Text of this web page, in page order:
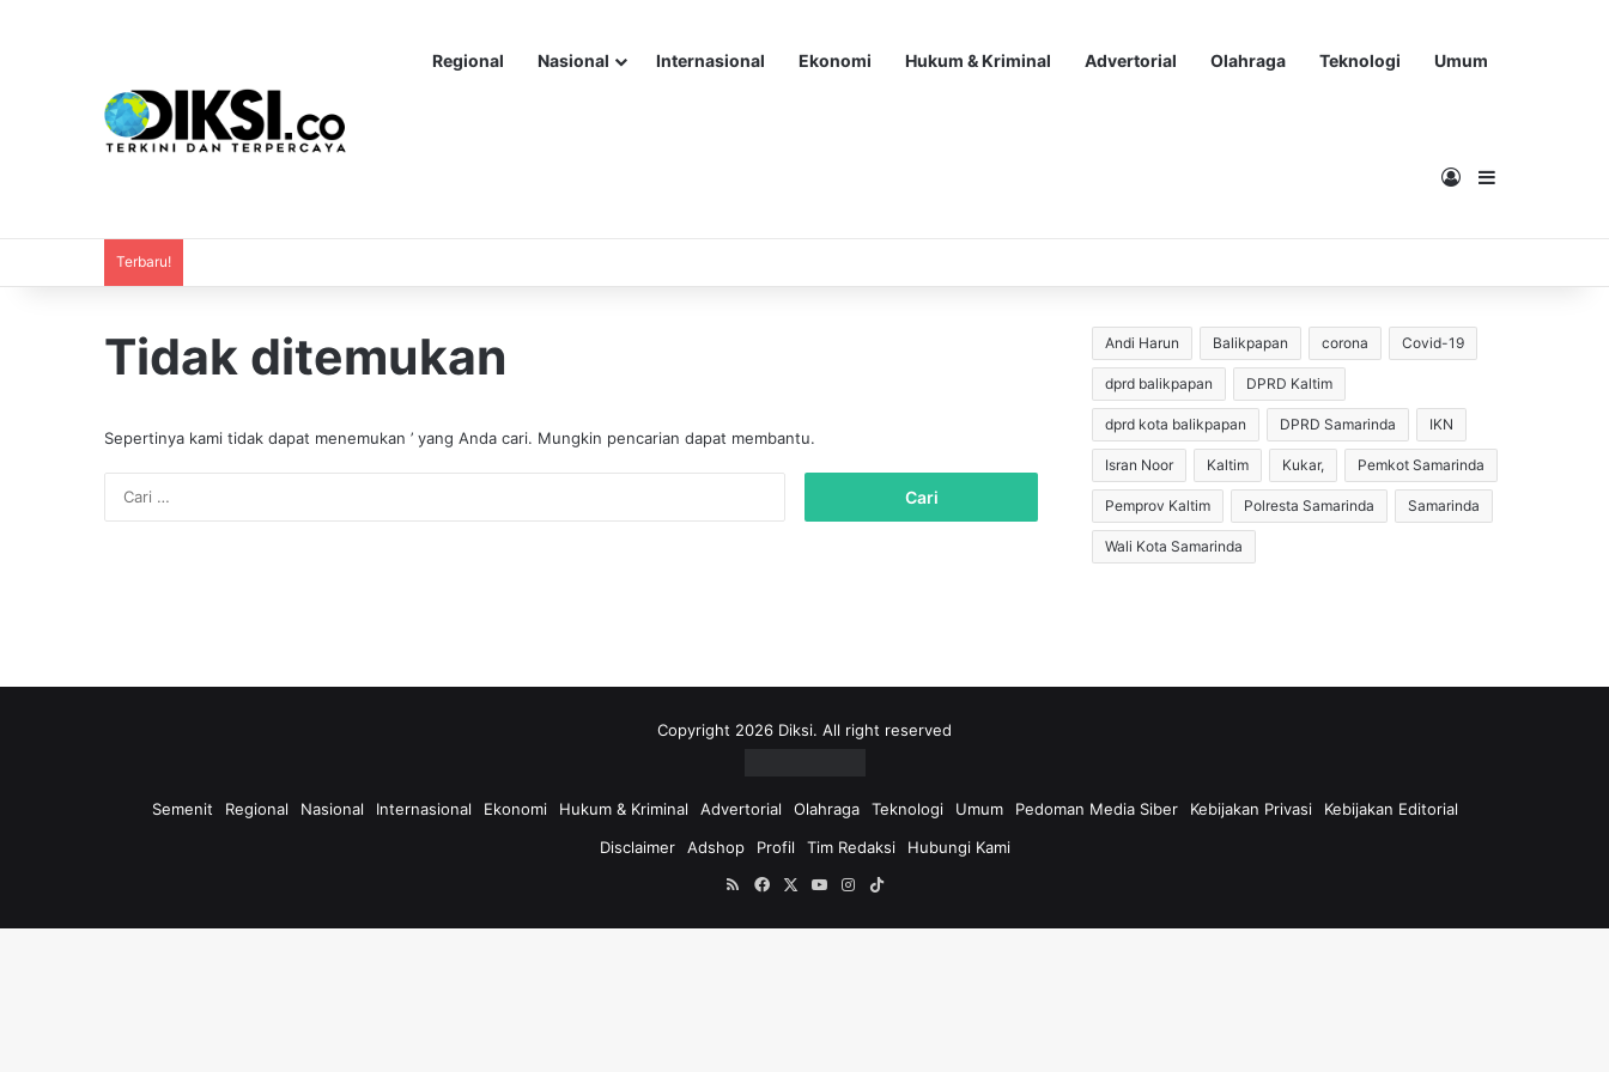
Regional Nasional Internasional Ekonomi Hukum & Kriminal Advertorial Olahraga Teknologi Umum
Masuk
Terbaru!
Tidak ditemukan
Sepertinya kami tidak dapat menemukan ’ yang Anda cari. Mungkin pencarian dapat membantu.
k
Andi Harun Balikpapan corona Covid-19
dprd balikpapan DPRD Kaltim
dprd kota balikpapan DPRD Samarinda IKN
Isran Noor Kaltim Kukar, Pemkot Samarinda
Pemprov Kaltim Polresta Samarinda Samarinda
Wali Kota Samarinda
Copyright 2026 Diksi. All right reserved
Semenit Regional Nasional Internasional Ekonomi Hukum & Kriminal Advertorial Olahraga Teknologi Umum Pedoman Media Siber Kebijakan Privasi
Kebijakan Editorial
Disclaimer
Adshop Profil Tim Redaksi
Hubungi Kami
RSSFacebookYouTubeInstagram
TikTok